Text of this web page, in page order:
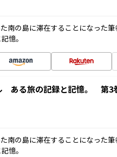
南の島に滞在することになった
憶。
ある旅の記録と記憶。 第3
南の島に滞在することになった
憶。